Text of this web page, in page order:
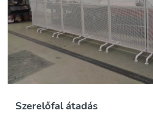
Szerelőfal átadás